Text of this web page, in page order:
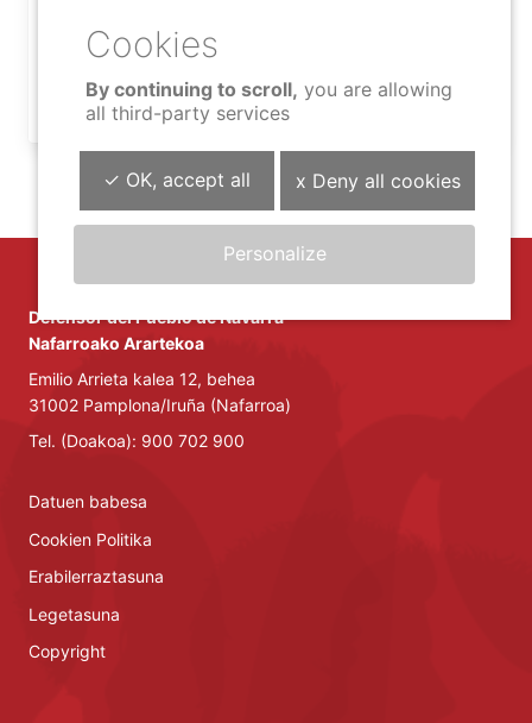
enpresa, elkarte eta bestelako entitateek.
www.ombudsman.europa.eu/es/home.faces
Defensor del Pueblo de Navarra
Nafarroako Arartekoa
Emilio Arrieta kalea 12, behea
31002 Pamplona/Iruña (Nafarroa)
Tel. (Doakoa): 900 702 900
Datuen babesa
Cookien Politika
Erabilerraztasuna
Legetasuna
Copyright
By continuing to scroll, you are allowing
all third-party services
✓ OK, accept all x Deny all cookies
Personalize